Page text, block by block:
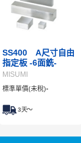
SS400 A尺寸自由
指定板 -6面銑-
MISUMI
標準單價(未稅)-
3天～